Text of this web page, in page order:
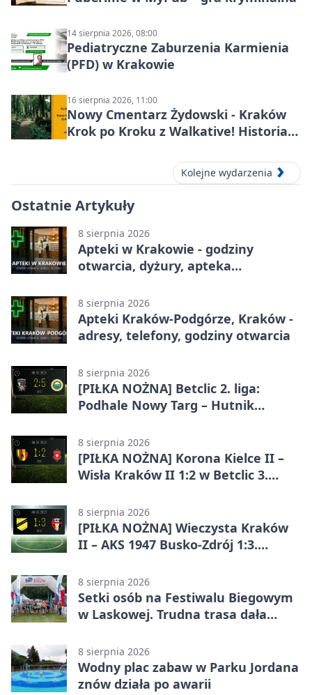
14 sierpnia 2026, 08:00
Pediatryczne Zaburzenia Karmienia
(PFD) w Krakowie
16 sierpnia 2026, 11:00
Nowy Cmentarz Żydowski - Kraków
Krok po Kroku z Walkative! Historia
Kolejne wydarzenia
Ostatnie Artykuły
8 sierpnia 2026
Apteki w Krakowie - godziny
otwarcia, dyżury, apteka
8 sierpnia 2026
Apteki Kraków-Podgórze, Kraków -
adresy, telefony, godziny otwarcia
8 sierpnia 2026
[PIŁKA NOŻNA] Betclic 2. liga:
Podhale Nowy Targ – Hutnik
efektownym zwycięstwem
8 sierpnia 2026
[PIŁKA NOŻNA] Korona Kielce II –
Wisła Kraków II 1:2 w Betclic 3.
odwróciła losy meczu
8 sierpnia 2026
[PIŁKA NOŻNA] Wieczysta Kraków
II – AKS 1947 Busko-Zdrój 1:3.
Liga Grupa 4 (Grupa IV)
8 sierpnia 2026
Setki osób na Festiwalu Biegowym
w Laskowej. Trudna trasa dała
8 sierpnia 2026
Wodny plac zabaw w Parku Jordana
znów działa po awarii